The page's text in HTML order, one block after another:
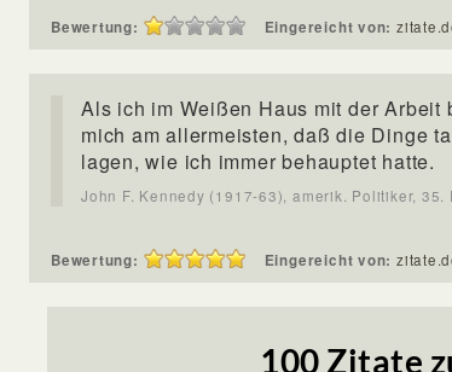
Bewertung: Eingereicht von:
Als ich im Weißen Haus mit der Arbeit
mich am allermeisten, daß die Dinge
lagen, wie ich immer behauptet hatte.
John F. Kennedy (1917-63), amerik. Politiker, 35.
Bewertung: Eingereicht von: